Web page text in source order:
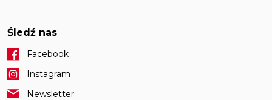
Śledź nas
Facebook
Instagram
Newsletter